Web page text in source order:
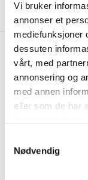
Vi bruker
annonser et
mediefunksjoner
dessuten
vårt, med
annonsering og
med annen
eller som de har
Nødvendig
Om